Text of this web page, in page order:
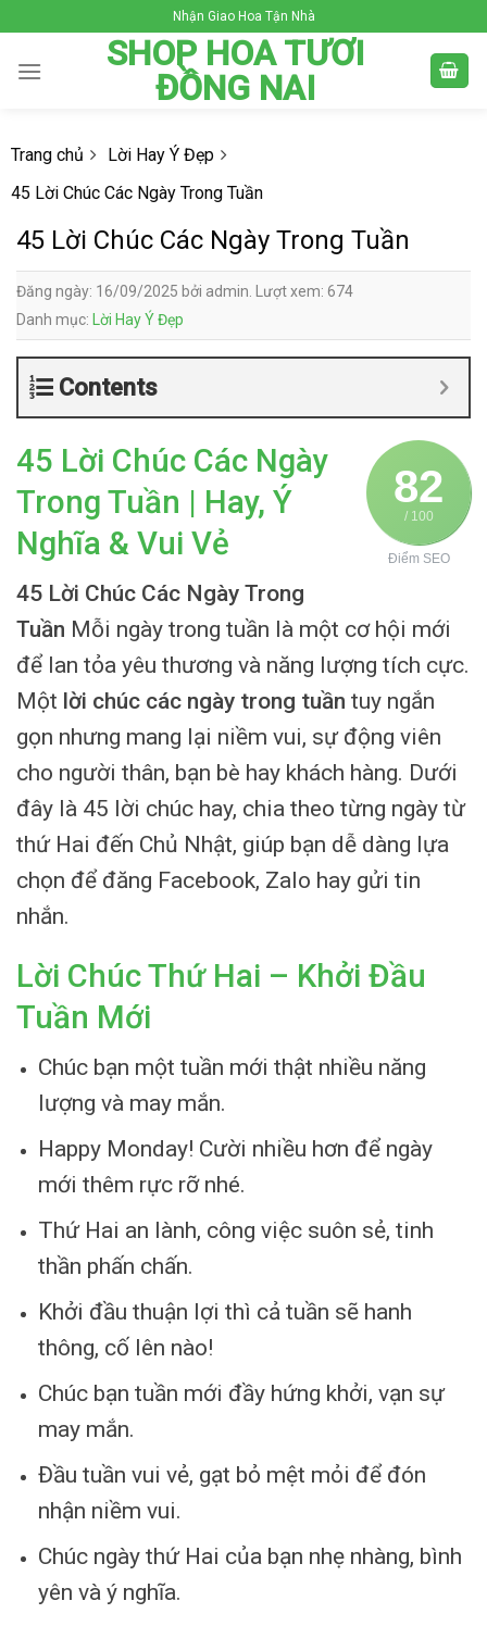
to
content
Nhận Giao Hoa Tận Nhà
SHOP HOA TƯƠI
ĐỒNG NAI
Trang chủ
Lời Hay Ý Đẹp
45 Lời Chúc Các Ngày Trong Tuần
45 Lời Chúc Các Ngày Trong Tuần
Đăng ngày: 16/09/2025 bởi admin. Lượt xem: 674
Danh mục:
Lời Hay Ý Đẹp
Contents
82
/ 100
Điểm SEO
45 Lời Chúc Các Ngày
Trong Tuần | Hay, Ý
Nghĩa & Vui Vẻ
45 Lời Chúc Các Ngày Trong
Tuần Mỗi ngày trong tuần là một cơ hội mới
để lan tỏa yêu thương và năng lượng tích cực.
Một lời chúc các ngày trong tuần tuy ngắn
gọn nhưng mang lại niềm vui, sự động viên
cho người thân, bạn bè hay khách hàng. Dưới
đây là 45 lời chúc hay, chia theo từng ngày từ
thứ Hai đến Chủ Nhật, giúp bạn dễ dàng lựa
chọn để đăng Facebook, Zalo hay gửi tin
nhắn.
Lời Chúc Thứ Hai – Khởi Đầu
Tuần Mới
Chúc bạn một tuần mới thật nhiều năng
lượng và may mắn.
Happy Monday! Cười nhiều hơn để ngày
mới thêm rực rỡ nhé.
Thứ Hai an lành, công việc suôn sẻ, tinh
thần phấn chấn.
Khởi đầu thuận lợi thì cả tuần sẽ hanh
thông, cố lên nào!
Chúc bạn tuần mới đầy hứng khởi, vạn sự
may mắn.
Đầu tuần vui vẻ, gạt bỏ mệt mỏi để đón
nhận niềm vui.
Chúc ngày thứ Hai của bạn nhẹ nhàng, bình
yên và ý nghĩa.